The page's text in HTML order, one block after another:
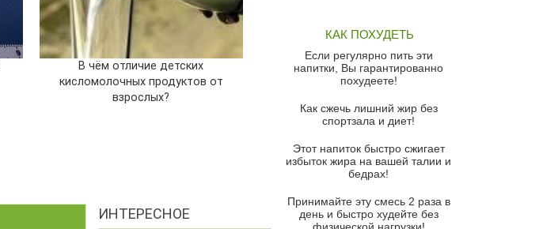
В чём отличие детских
кисломолочных продуктов от
взрослых?
ИНТЕРЕСНОЕ
красного перца
Парижский луковый суп
Суп из спаржи и горошка с
Суп-крем из цветной капусты
Французский луковый суп
Суп из баклажанов с моцареллой
Грибной крем-суп с кростини с
козьим сыром
КАК ПОХУДЕТЬ
Если регулярно пить эти
напитки, Вы гарантированно
похудеете!
Как сжечь лишний жир без
спортзала и диет!
Этот напиток быстро сжигает
избыток жира на вашей талии и
бедрах!
Принимайте эту смесь 2 раза в
день и быстро худейте без